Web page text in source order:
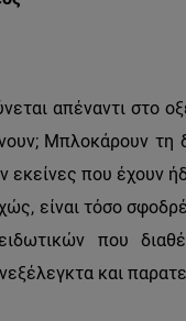
απέναντι στο
Μπλοκάρουν τη
εκείνες που έχουν
είναι τόσο
που
και